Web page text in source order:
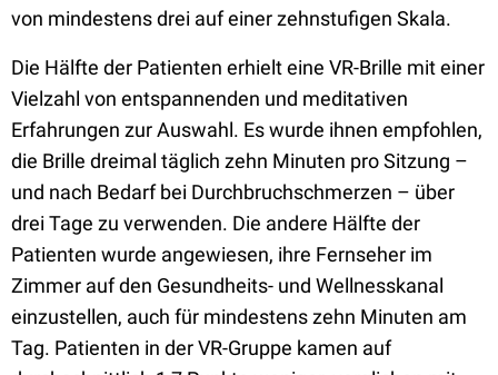
von mindestens drei auf einer zehnstufigen Skala.
Die Hälfte der Patienten erhielt eine VR-Brille mit einer
Vielzahl von entspannenden und meditativen
Erfahrungen zur Auswahl. Es wurde ihnen empfohlen,
die Brille dreimal täglich zehn Minuten pro Sitzung –
und nach Bedarf bei Durchbruchschmerzen – über
drei Tage zu verwenden. Die andere Hälfte der
Patienten wurde angewiesen, ihre Fernseher im
Zimmer auf den Gesundheits- und Wellnesskanal
einzustellen, auch für mindestens zehn Minuten am
Tag. Patienten in der VR-Gruppe kamen auf